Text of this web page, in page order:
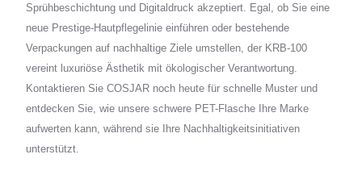
Sprühbeschichtung und Digitaldruck akzeptiert. Egal, ob Sie eine
neue Prestige-Hautpflegelinie einführen oder bestehende
Verpackungen auf nachhaltige Ziele umstellen, der KRB-100
vereint luxuriöse Ästhetik mit ökologischer Verantwortung.
Kontaktieren Sie COSJAR noch heute für schnelle Muster und
entdecken Sie, wie unsere schwere PET-Flasche Ihre Marke
aufwerten kann, während sie Ihre Nachhaltigkeitsinitiativen
unterstützt.